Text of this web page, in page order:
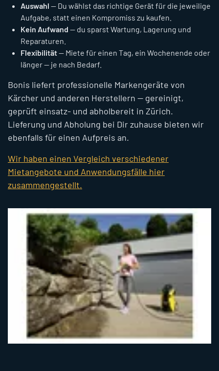
Auswahl — Du wählst das richtige Gerät für die jeweilige
Aufgabe, statt einen Kompromiss zu kaufen.
Kein Aufwand — du sparst Wartung, Lagerung und
Reparaturen.
Flexibilität— Miete für einen Tag, ein Wochenende oder
länger — je nach Bedarf.
Bonis liefert professionelle Markengeräte von
Kärcher und anderen Herstellern — gereinigt,
geprüft einsatz- und abholbereit in Zürich.
Lieferung und Abholung bei Dir zuhause bieten wir
ebenfalls für einen Aufpreis an.
Wir haben einen Vergleich verschiedener
Mietangebote und Anwendungsfälle hier
zusammengestellt.